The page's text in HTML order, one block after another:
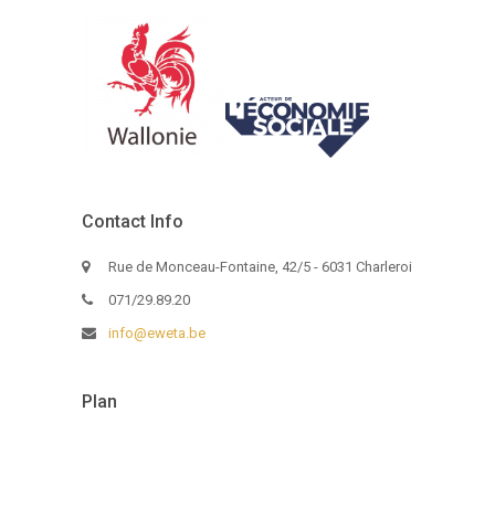
Contact Info
Rue de Monceau-Fontaine, 42/5 - 6031 Charleroi
071/29.89.20
info@eweta.be
Plan